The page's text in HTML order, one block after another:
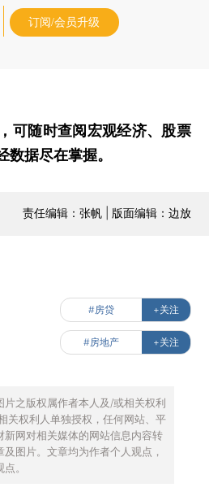
订阅/会员升级
，可随时查阅宏观经济、股票
据尽在掌握。
责任编辑：张帆 | 版面编辑：边放
#房贷 +关注
#房地产 +关注
之版权属作者本人及/或相关权利
关权利人单独授权，任何网站、平
新网对相关媒体的网站信息内容转
图片。文章均为作者个人观点，
。